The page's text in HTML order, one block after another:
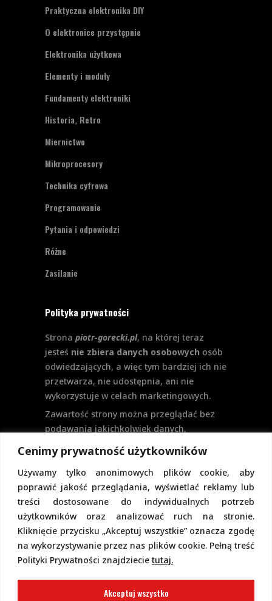
Cenimy prywatność użytkowników
Używamy tylko anonimowych plików cookie, aby
poprawić jakość przeglądania, wyświetlać reklamy lub
treści dostosowane do indywidualnych potrzeb
użytkowników oraz analizować ruch na stronie.
Kliknięcie przycisku „Akceptuj wszystkie” oznacza zgodę
na wykorzystywanie przez nas plików cookie. Pełną treść
Polityki Prywatności znajdziecie tutaj.
Akceptuj wszystko
Praktyczna elektronika DIY
O elektronice przystępnie
Elektronika użytkowa
Elementy i moduły
Fundamenty elektroniki
Historia, Retro
Miernictwo
Mikroprocesory
Technika cyfrowa
Programowanie
Pytania i odpowiedzi
Różne
Zasilanie
Polityka prywatności
Strona piotr-gorecki.pl, na której teraz
jesteś nie zbiera danych osobowych osób
odwiedzających, a więc tym bardziej ich nie
przetwarza, nie udostępnia, ani nie
wykorzystuje w celach marketingowych.
Zawartość strony można przeglądać bez
podawania jakichkolwiek danych,
logowanie. Aktualnie na stronie nie
przewiduje się formularzy kontaktowych
ani systemu komentarzy, co wiązałoby się
z udostępnianiem i przetwarzaniem
danych osobowych.
Pełną politykę prywatności znajdziecie
pod tym linkiem.
Polityka Cookies